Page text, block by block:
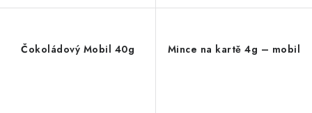
Čokoládový Mobil 40g Mince na kartě 4g – mobil